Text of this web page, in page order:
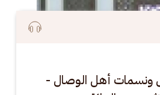
ونسمات أهل الوصال -